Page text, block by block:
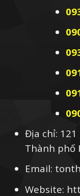
Địa chỉ: 121
Thành phố
Email:
Website: